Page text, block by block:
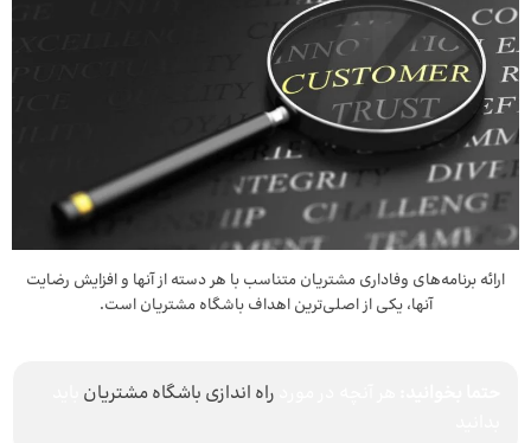
ارائه برنامه‌های وفاداری مشتریان متناسب با هر دسته از آنها و افزایش رضایت
آنها، یکی از اصلی‌ترین اهداف باشگاه مشتریان است.
راه اندازی باشگاه مشتریان